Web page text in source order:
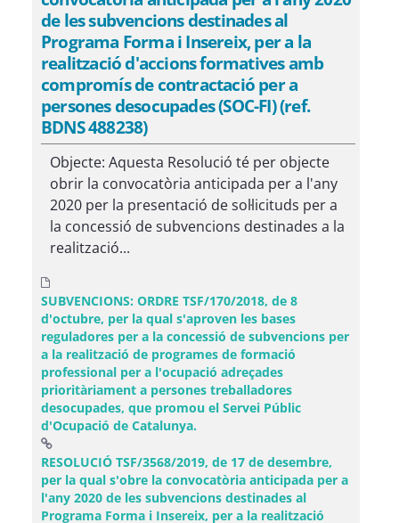
de les subvencions destinades al
Programa Forma i Insereix, per a la
realització d'accions formatives amb
compromís de contractació per a
persones desocupades (SOC-FI) (ref.
BDNS 488238)
Objecte: Aquesta Resolució té per objecte
obrir la convocatòria anticipada per a l'any
2020 per la presentació de sol·licituds per a
la concessió de subvencions destinades a la
realització...
SUBVENCIONS: ORDRE TSF/170/2018, de 8
d'octubre, per la qual s'aproven les bases
reguladores per a la concessió de subvencions per
a la realització de programes de formació
professional per a l'ocupació adreçades
prioritàriament a persones treballadores
desocupades, que promou el Servei Públic
d'Ocupació de Catalunya.
RESOLUCIÓ TSF/3568/2019, de 17 de desembre,
per la qual s'obre la convocatòria anticipada per a
l'any 2020 de les subvencions destinades al
Programa Forma i Insereix, per a la realització